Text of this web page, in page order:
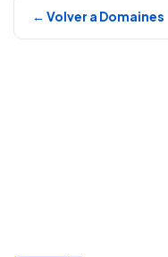
← Volver a Domaines